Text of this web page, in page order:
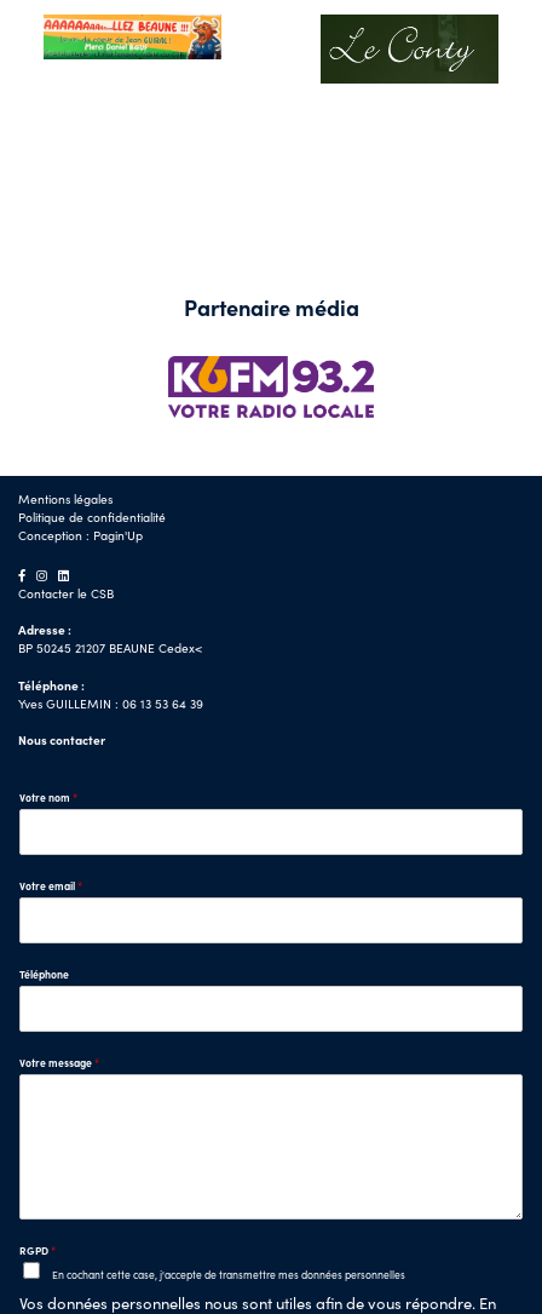
Partenaire média
Mentions légales
Politique de confidentialité
Conception : Pagin'Up
Contacter le CSB
Adresse :
BP 50245 21207 BEAUNE Cedex<
Téléphone :
Yves GUILLEMIN : 06 13 53 64 39
Nous contacter
Votre nom *
Votre email*
Téléphone
Votre message*
RGPD*
En cochant cette case, j'accepte de transmettre mes données personnelles
Vos données personnelles nous sont utiles afin de vous répondre. En